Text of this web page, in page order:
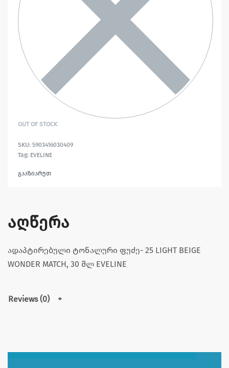
OUT OF STOCK
5903416030409
Tag: EVELINE
გააზიარეთ
აღწერა
ადაპტირებული ტონალური ფუძე- 25 LIGHT BEIGE
WONDER MATCH, 30 მლ EVELINE
Reviews (0)